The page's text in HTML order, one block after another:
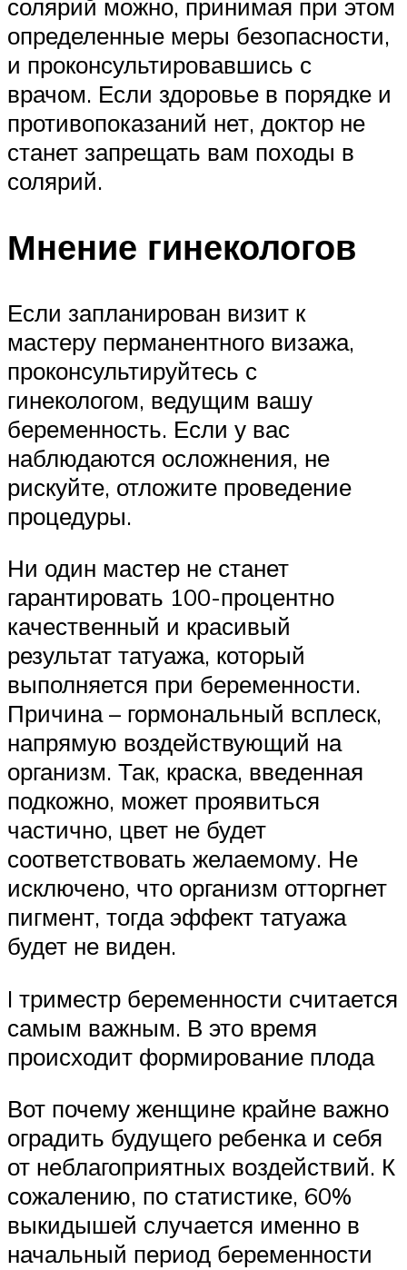
солярий можно, принимая при этом
определенные меры безопасности,
и проконсультировавшись с
врачом. Если здоровье в порядке и
противопоказаний нет, доктор не
станет запрещать вам походы в
солярий.
Мнение гинекологов
Если запланирован визит к
мастеру перманентного визажа,
проконсультируйтесь с
гинекологом, ведущим вашу
беременность. Если у вас
наблюдаются осложнения, не
рискуйте, отложите проведение
процедуры.
Ни один мастер не станет
гарантировать 100-процентно
качественный и красивый
результат татуажа, который
выполняется при беременности.
Причина – гормональный всплеск,
напрямую воздействующий на
организм. Так, краска, введенная
подкожно, может проявиться
частично, цвет не будет
соответствовать желаемому. Не
исключено, что организм отторгнет
пигмент, тогда эффект татуажа
будет не виден.
I триместр беременности считается
самым важным. В это время
происходит формирование плода
Вот почему женщине крайне важно
оградить будущего ребенка и себя
от неблагоприятных воздействий. К
сожалению, по статистике, 60%
выкидышей случается именно в
начальный период беременности